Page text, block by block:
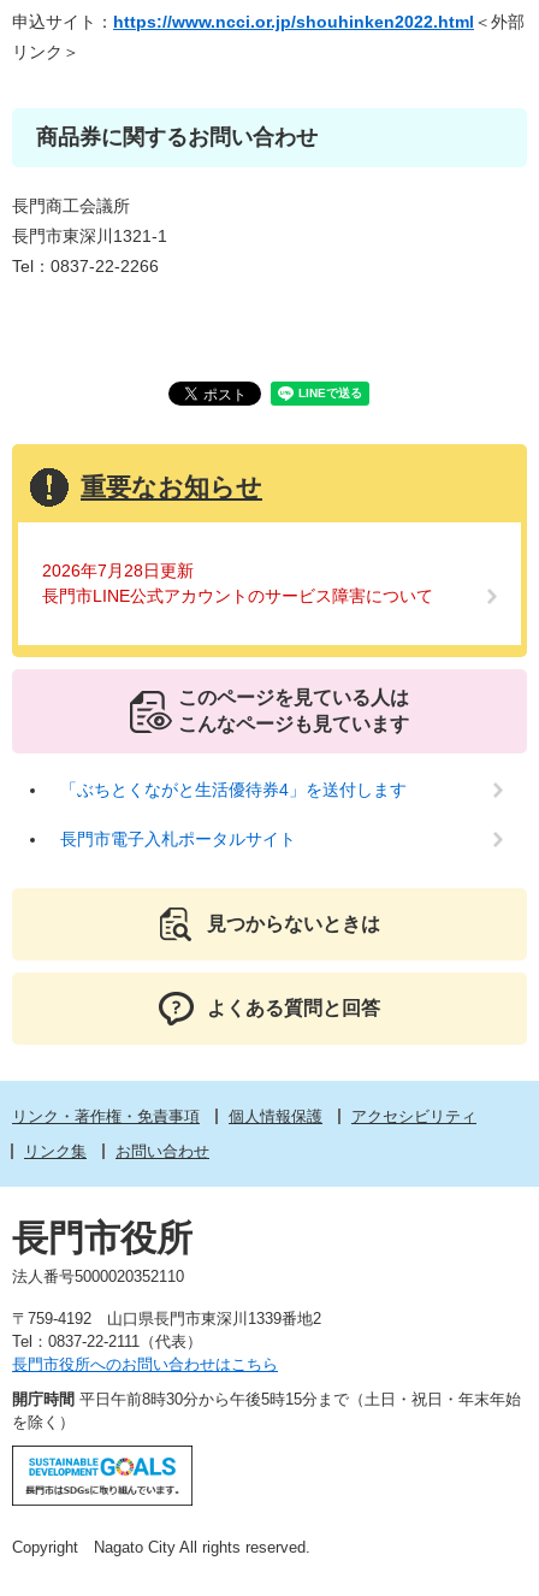
申込サイト： https://www.ncci.or.jp/shouhinken2022.html ＜外部
リンク＞
商品券に関するお問い合わせ
長門商工会議所
長門市東深川1321-1
Tel：0837-22-2266
重要なお知らせ
2026年7月28日更新
長門市LINE公式アカウントのサービス障害について
このページを見ている人は
こんなページも見ています
「ぶちとくながと生活優待券4」を送付します
長門市電子入札ポータルサイト
見つからないときは
よくある質問と回答
リンク・著作権・免責事項 個人情報保護
アクセシビリティ
リンク集
お問い合わせ
長門市役所
法人番号5000020352110
〒759-4192 山口県長門市東深川1339番地2
Tel：0837-22-2111（代表）
長門市役所へのお問い合わせはこちら
開庁時間 平日午前8時30分から午後5時15分まで（土日・祝日・年末年始
を除く）
Copyright Nagato City All rights reserved.